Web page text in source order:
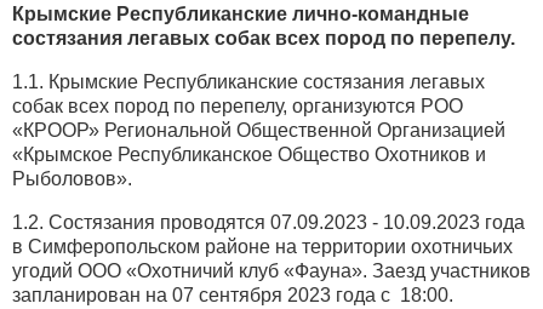
Крымские Республиканские лично-командные
состязания легавых собак всех пород по перепелу.
1.1. Крымские Республиканские состязания легавых
собак всех пород по перепелу, организуются РОО
«КРООР» Региональной Общественной Организацией
«Крымское Республиканское Общество Охотников и
Рыболовов».
1.2. Состязания проводятся 07.09.2023 - 10.09.2023 года
в Симферопольском районе на территории охотничьих
угодий ООО «Охотничий клуб «Фауна». Заезд участников
запланирован на 07 сентября 2023 года с 18:00.